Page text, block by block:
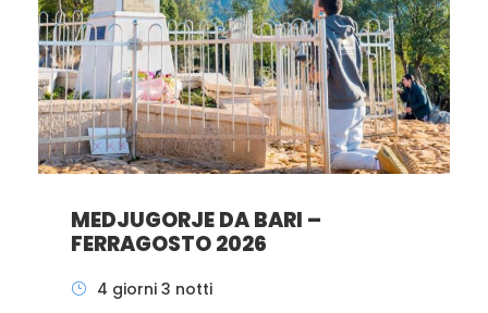
MEDJUGORJE DA BARI –
FERRAGOSTO 2026
4 giorni 3 notti